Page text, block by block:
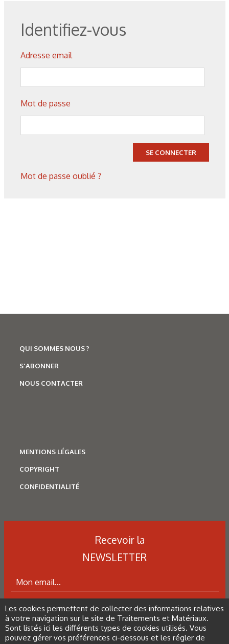
Corrosion ,Hydrogène
Caractérisation des hydrures
de titane : revue des principales
N°500 - Mai / Juin 2026
Simulation numérique
physique et multi-échelle
Identifiez-vous
Adresse email
Mot de passe
SE CONNECTER
Mot de passe oublié ?
QUI SOMMES NOUS ?
S'ABONNER
NOUS CONTACTER
MENTIONS LÉGALES
COPYRIGHT
CONFIDENTIALITÉ
Recevoir la
NEWSLETTER
ABONNEZ-VOUS À LA NEWSLETTER
Les cookies permettent de collecter des informations relatives
à votre navigation sur le site de Traitements et Matériaux.
Sont listés ici les différents types de cookies utilisés. Vous
pouvez gérer vos préférences ci-dessous et les régler de